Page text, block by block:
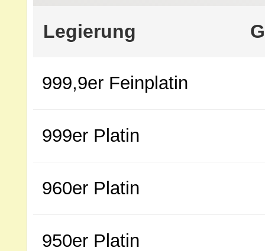
Legierung
999,9er Feinplatin
999er Platin
960er Platin
950er Platin